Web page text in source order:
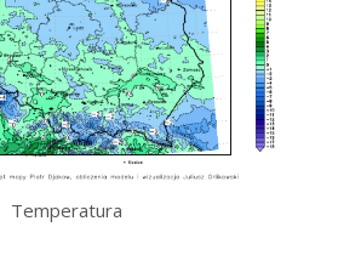
Temperatura